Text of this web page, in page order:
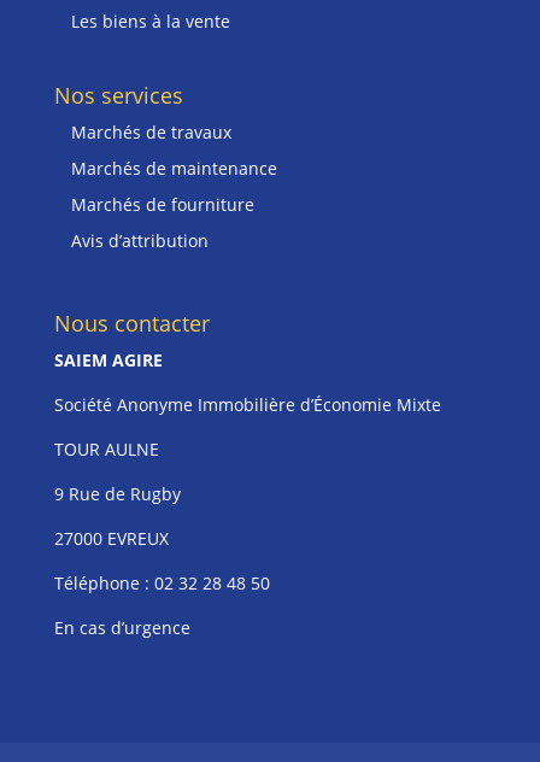
Les biens à la vente
Nos services
Marchés de travaux
Marchés de maintenance
Marchés de fourniture
Avis d’attribution
Nous contacter
SAIEM AGIRE
Société Anonyme Immobilière d’Économie Mixte
TOUR AULNE
9 Rue de Rugby
27000 EVREUX
Téléphone : 02 32 28 48 50
En cas d’urgence